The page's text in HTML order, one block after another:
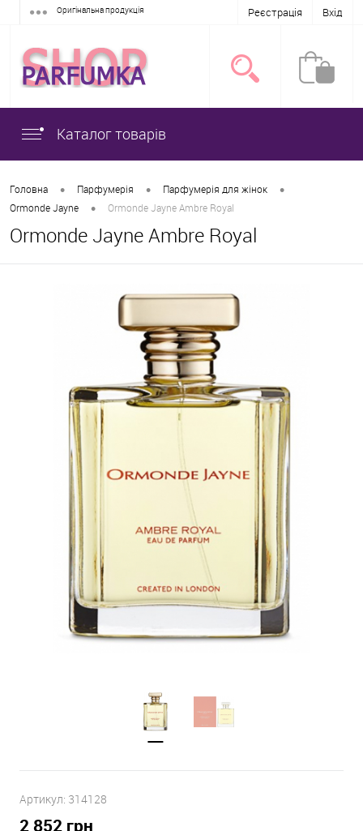
Оригінальна продукція Реєстрація Вхід
Каталог товарів
Головна • Парфумерія • Парфумерія для жінок •
Ormonde Jayne • Ormonde Jayne Ambre Royal
Ormonde Jayne Ambre Royal
Артикул: 314128
2 852 грн